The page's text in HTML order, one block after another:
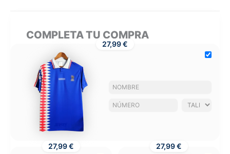
COMPLETA TU COMPRA
27,99 €
27,99 € 27,99 €